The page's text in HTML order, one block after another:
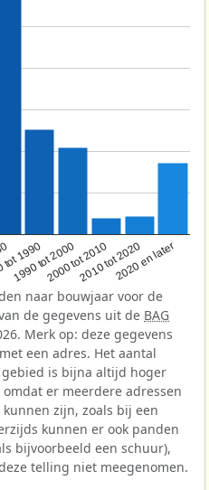
1990
1990 tot 20002000 tot 20102010 tot 20202020 en later
naar bouwjaar voor de
de gegevens uit de BAG
Merk op: deze gegevens
een adres. Het aantal
is bijna altijd hoger
er meerdere adressen
zijn, zoals bij een
kunnen er ook panden
bijvoorbeeld een schuur),
telling niet meegenomen.